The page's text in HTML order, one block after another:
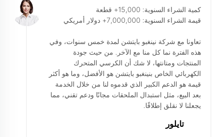
كمية الشراء السنوية: 15,000+ قطعة
قيمة الشراء السنوية: 7,000,000+ دولار أمريكي
تعاونا مع شركة نينغبو بايتشن لمدة خمس سنوات، وفي
هذه الفترة نما كل منا مع الآخر. من حيث جودة
المنتجات ومتانتها، لا شك أن الكرسي المتحرك
الكهربائي الخاص بنينغبو بايتشن هو الأفضل، وما هو أكثر
قيمة هو الدعم الكبير الذي قدموه لنا من خلال الخدمة
بعد البيع، مثل استبدال الملحقات مجانًا ودعم تقني، مما
يجعلنا لا نقلق إطلاقًا.
تايلور